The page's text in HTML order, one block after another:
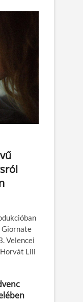
Giornate
Velencei
Lili